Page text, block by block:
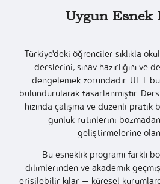
Uygun Esnek
Türkiye'deki öğrenciler sıklıkla
derslerini, sınav hazırlığını ve
dengelemek zorundadır. UFT
bulundurularak tasarlanmıştır.
hızında çalışma ve düzenli
günlük rutinlerini
geliştirmelerine
Bu esneklik programı farklı
dilimlerinden ve akademik
erişilebilir kılar — küresel